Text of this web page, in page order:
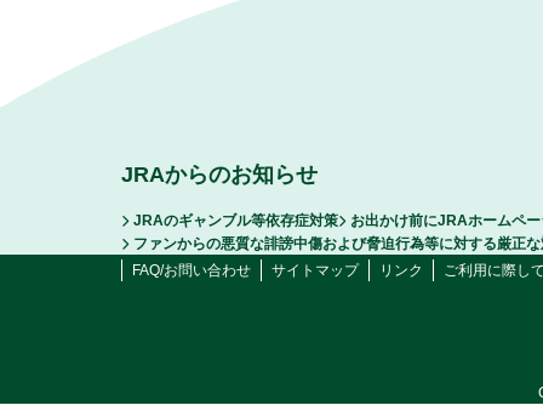
JRAからのお知らせ
JRAのギャンブル等依存症対策
お出かけ前にJRAホームペ
ファンからの悪質な誹謗中傷および脅迫行為等に対する厳正
FAQ/お問い合わせ
サイトマップ リンク ご利用に際し